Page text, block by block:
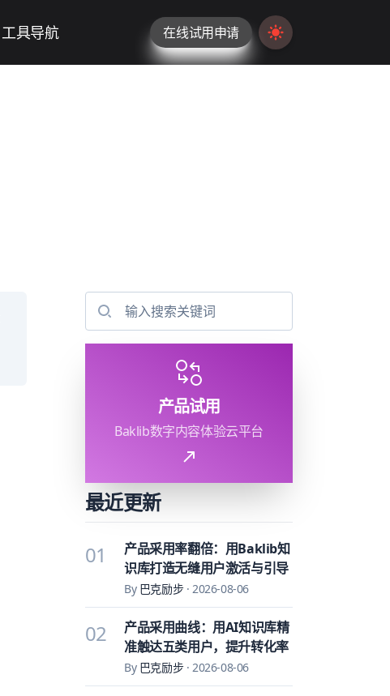
工具导航 在线试用申请 Switch to light /
产品试用
Baklib数字内容体验云平台
最近更新
01
产品采用率翻倍：用Baklib知
识库打造无缝用户激活与引导
By 巴克励步·2026-08-06
02
产品采用曲线：用AI知识库精
准触达五类用户，提升转化率
By 巴克励步·2026-08-06